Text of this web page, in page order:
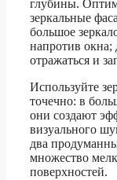
глубины.
зеркальные
большое
напротив окна;
отражаться и
Используйте
точечно: в
они создают
визуального
два
множество
поверхностей.